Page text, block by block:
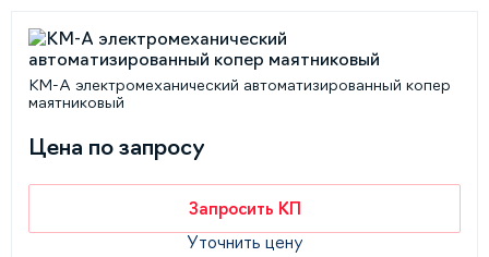
КМ-А электромеханический автоматизированный копер
маятниковый
Цена по запросу
Запросить КП
Уточнить цену